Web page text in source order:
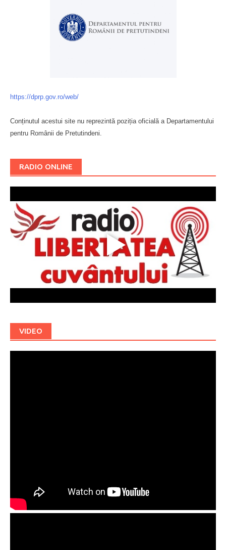
https://dprp.gov.ro/web/
Conținutul acestui site nu reprezintă poziția oficială a Departamentului
pentru Românii de Pretutindeni.
RADIO ONLINE
VIDEO